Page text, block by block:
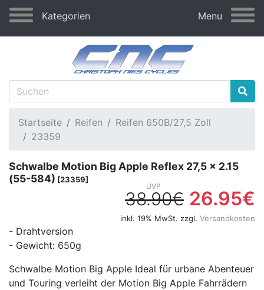
Kategorien Menu
Startseite Reifen
Reifen 650B/27,5 Zoll
23359
Schwalbe Motion Big Apple Reflex 27,5 x 2.15
(55-584) [23359]
38.90€ 26.95€
inkl. 19% MwSt. zzgl. Versandkosten
- Drahtversion
- Gewicht: 650g
Schwalbe Motion Big Apple Ideal für urbane Abenteuer
und Touring verleiht der Motion Big Apple Fahrrädern